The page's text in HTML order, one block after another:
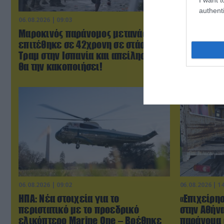
06.08.2026 | 09:03
Μαροκινός παράνομος μετανάστης
επιτέθηκε σε 42χρονη σε στάση
Τραμ στην Ισπανία και απείλησε ότι
θα την κακοποιήσει!
μητέρας
πριν από
παιδιών
06.08.2026 | 09:02
ΗΠΑ: Nέα στοιχεία για το
περιστατικό με το προεδρικό
ελικόπτερο Marine One – Βρέθηκε
06.08.2026 |
στην
παράνομα